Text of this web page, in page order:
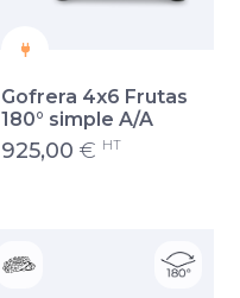
Gofrera 4x6 Frutas
180° simple A/A
925,00 € HT